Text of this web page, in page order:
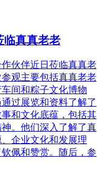
临真真老老
伙伴近日莅临真真老
观主要包括真真老老
间和粽子文化博物
过展览和资料了解了
和文化底蕴，包括其
。他们深入了解了真
企业文化和发展理
佩和赞赏。随后，参